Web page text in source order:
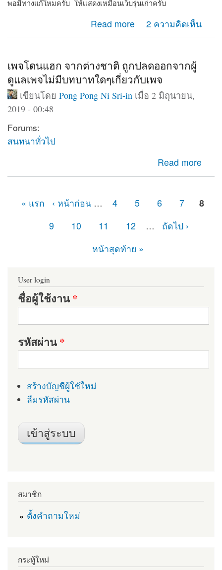
พอมีทางแก้ใหมครับ ให้เเสดงเหมือนเว็บรุ่นเก่าครับ
Read more
about Web shows on computer only 2 ความคิดเห็น
เพจโดนแฮก จากต่างชาติ ถูกปลดออกจากผู้
ดูแลเพจไม่มีบทบาทใดๆเกี่ยวกับเพจ
เขียนโดย Pong Pong Ni Sri-in เมื่อ 2 มิถุนายน,
2019 - 00:48
Forums:
สนทนาทั่วไป
Read more
about เพจโดนแฮก จากต่างชาติ ถูกปลดออกจากผู้ดูแลเพจ
ไม่มีบทบาทใดๆเกี่ยวกับเพจ
« แรก ‹ หน้าก่อน … 4 5 6 7
8
9
10 11 12 …
ถัดไป ›
หน้าสุดท้าย »
User login
ชื่อผู้ใช้งาน*
รหัสผ่าน*
สร้างบัญชีผู้ใช้ใหม่
ลืมรหัสผ่าน
สมาชิก
ตั้งคำถามใหม่
กระทู้ใหม่